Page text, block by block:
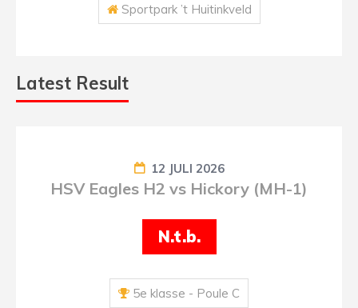
Sportpark ’t Huitinkveld
Latest Result
12 JULI 2026
HSV Eagles H2 vs Hickory (MH-1)
N.t.b.
5e klasse - Poule C